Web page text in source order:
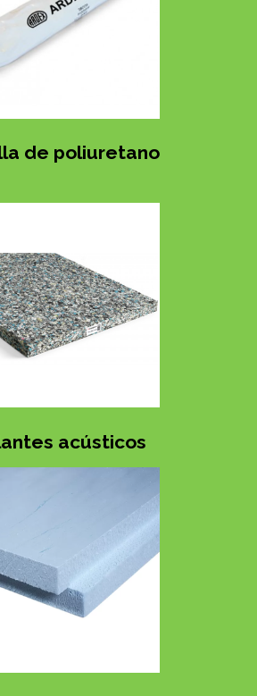
de poliuretano
acústicos